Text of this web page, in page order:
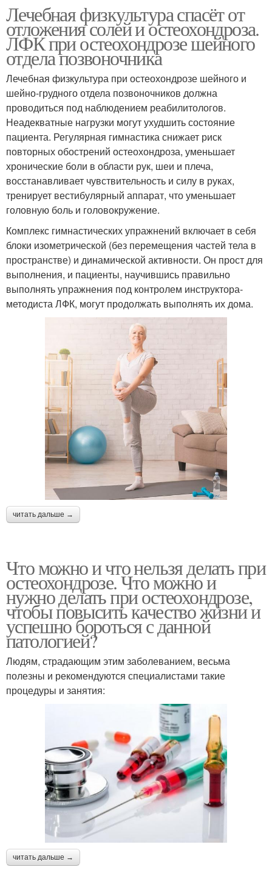
Лечебная физкультура спасёт от
отложения солей и остеохондроза.
ЛФК при остеохондрозе шейного
отдела позвоночника
Лечебная физкультура при остеохондрозе шейного и
шейно-грудного отдела позвоночников должна
проводиться под наблюдением реабилитологов.
Неадекватные нагрузки могут ухудшить состояние
пациента. Регулярная гимнастика снижает риск
повторных обострений остеохондроза, уменьшает
хронические боли в области рук, шеи и плеча,
восстанавливает чувствительность и силу в руках,
тренирует вестибулярный аппарат, что уменьшает
головную боль и головокружение.
Комплекс гимнастических упражнений включает в себя
блоки изометрической (без перемещения частей тела в
пространстве) и динамической активности. Он прост для
выполнения, и пациенты, научившись правильно
выполнять упражнения под контролем инструктора-
методиста ЛФК, могут продолжать выполнять их дома.
читать дальше →
Что можно и что нельзя делать при
остеохондрозе. Что можно и
нужно делать при остеохондрозе,
чтобы повысить качество жизни и
успешно бороться с данной
патологией?
Людям, страдающим этим заболеванием, весьма
полезны и рекомендуются специалистами такие
процедуры и занятия:
читать дальше →